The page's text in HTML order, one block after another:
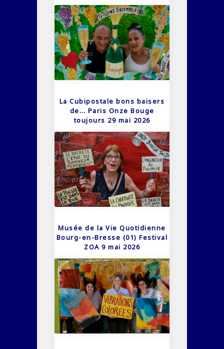
La Cubipostale bons baisers
de… Paris Onze Bouge
toujours 29 mai 2026
Musée de la Vie Quotidienne
Bourg-en-Bresse (01) Festival
ZOA 9 mai 2026